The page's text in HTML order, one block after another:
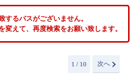
するバスがございません。
変えて、再度検索をお願い致します。
1 / 10 次へ